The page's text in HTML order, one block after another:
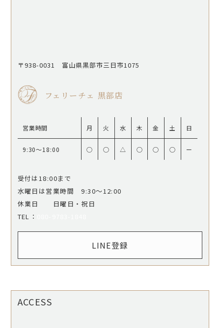
〒938-0031 富山県黒部市三日市1075
フェリーチェ 黒部店
営業時間 月 火 水 木 金 土 日
9:30〜18:00 ○ ○ △ ○ ○ ○ ー
受付は18:00まで
水曜日は営業時間 9:30〜12:00
休業日 日曜日・祝日
​​​​​​​TEL：
LINE登録
ACCESS